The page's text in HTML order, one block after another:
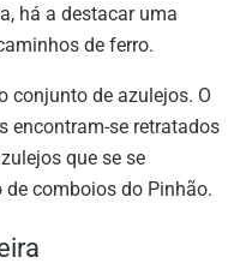
há a destacar uma
de ferro.
conjunto de azulejos. O
encontram-se retratados
que se se
comboios do Pinhão.